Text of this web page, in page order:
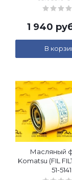
1 940
В
Масляный
Komatsu (FIL
51-5141